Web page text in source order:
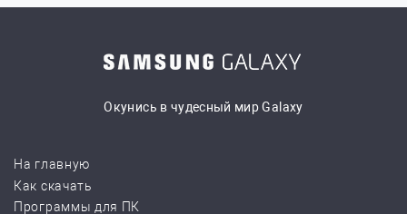
Окунись в чудесный мир Galaxy
На главную
Как скачать
Программы для ПК